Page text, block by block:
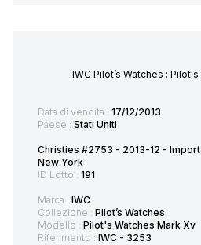
IWC Pilot’s Watches :
Data di vendita : 17/12/2013
Paese : Stati Uniti
Christies #2753 - 2013-12 -
New York
ID Lotto : 191
Marca : IWC
Collezione : Pilot’s Watches
Modello : Pilot's Watches Mark Xv
Riferimento : IWC - 3253